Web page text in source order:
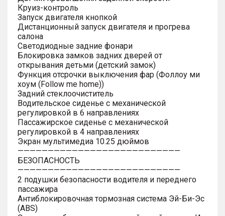
Круиз-контроль
Запуск двигателя кнопкой
Дистанционный запуск двигателя и прогрева
салона
Светодиодные задние фонари
Блокировка замков задних дверей от
открывания детьми (детский замок)
Функция отсрочки выключения фар (Фоллоу ми
хоум (Follow me home))
Задний стеклоочиститель
Водительское сиденье с механической
регулировкой в 6 направлениях
Пассажирское сиденье с механической
регулировкой в 4 направлениях
Экран мультимедиа 10.25 дюймов
———————————————————————————
БЕЗОПАСНОСТЬ
———————————————————————————
2 подушки безопасности водителя и переднего
пассажира
Антиблокировочная тормозная система Эй-Би-Эс
(ABS)